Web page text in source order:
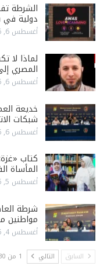
الشرطة
دولية في
أغسطس 6, 2026
لماذا لا
المصري
أغسطس 6, 2026
خديعة
شبكات
أغسطس 6, 2026
كتاب
المأساة
أغسطس 5, 2026
شرطة
مواطنين
أغسطس 4, 2026
السابق التالي 1 من 1٬630